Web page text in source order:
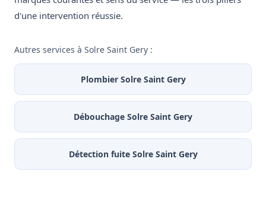
d'une intervention réussie.
Autres services à Solre Saint Gery :
Plombier Solre Saint Gery
Débouchage Solre Saint Gery
Détection fuite Solre Saint Gery